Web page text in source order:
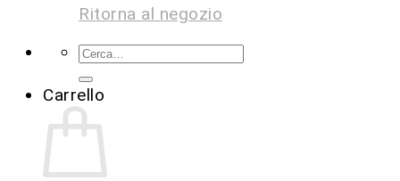
Ritorna al negozio
Carrello